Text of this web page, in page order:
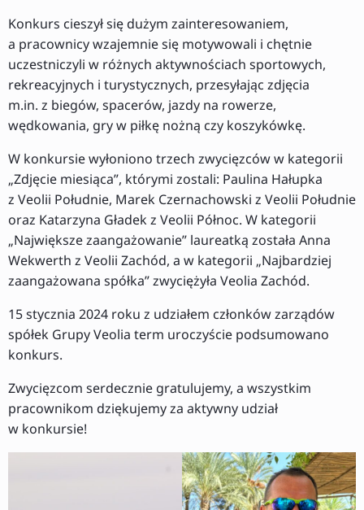
Konkurs cieszył się dużym zainteresowaniem,
a pracownicy wzajemnie się motywowali i chętnie
uczestniczyli w różnych aktywnościach sportowych,
rekreacyjnych i turystycznych, przesyłając zdjęcia
m.in. z biegów, spacerów, jazdy na rowerze,
wędkowania, gry w piłkę nożną czy koszykówkę.
W konkursie wyłoniono trzech zwycięzców w kategorii
„Zdjęcie miesiąca”, którymi zostali: Paulina Hałupka
z Veolii Południe, Marek Czernachowski z Veolii Południe
oraz Katarzyna Gładek z Veolii Północ. W kategorii
„Największe zaangażowanie” laureatką została Anna
Wekwerth z Veolii Zachód, a w kategorii „Najbardziej
zaangażowana spółka” zwyciężyła Veolia Zachód.
15 stycznia 2024 roku z udziałem członków zarządów
spółek Grupy Veolia term uroczyście podsumowano
konkurs.
Zwycięzcom serdecznie gratulujemy, a wszystkim
pracownikom dziękujemy za aktywny udział
w konkursie!